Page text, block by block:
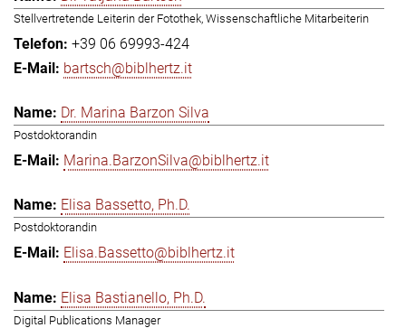
Stellvertretende Leiterin der Fotothek, Wissenschaftliche Mitarbeiterin
+39 06 69993-424
bartsch@biblhertz.it
Dr. Marina Barzon Silva
Postdoktorandin
Marina.BarzonSilva@biblhertz.it
Elisa Bassetto, Ph.D.
Postdoktorandin
Elisa.Bassetto@biblhertz.it
Elisa Bastianello, Ph.D.
Digital Publications Manager